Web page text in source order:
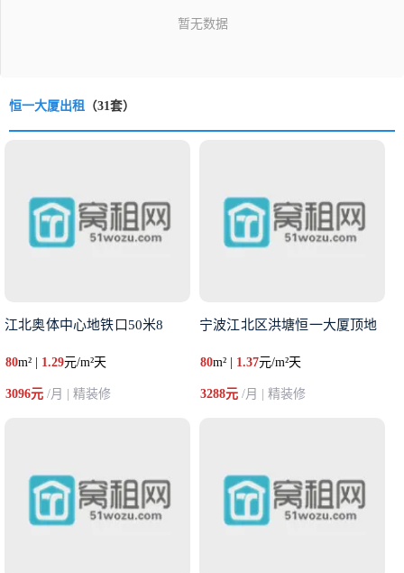
恒一大厦出租 （31套）
江北奥体中心地铁口50米8
80m² | 1.29元/m²天
3096元 /月 | 精装修
宁波江北区洪塘恒一大厦顶地
80m² | 1.37元/m²天
3288元/月 | 精装修